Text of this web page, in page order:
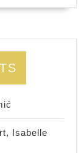
Isabelle